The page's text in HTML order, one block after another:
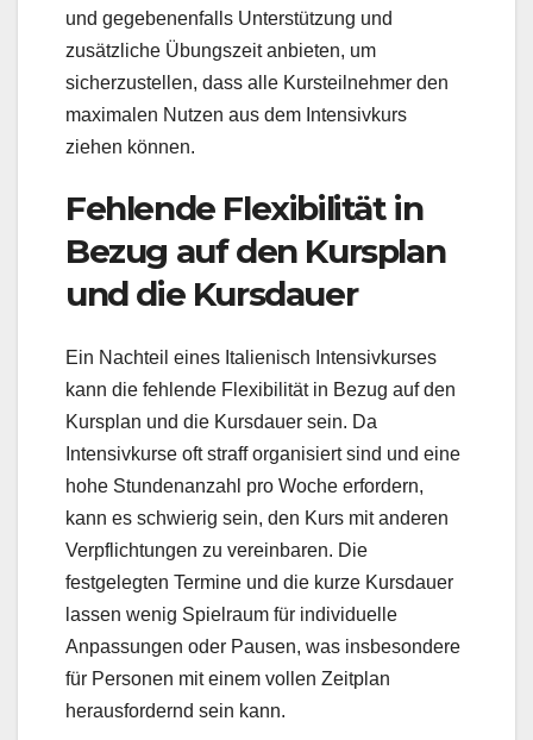
und gegebenenfalls Unterstützung und
zusätzliche Übungszeit anbieten, um
sicherzustellen, dass alle Kursteilnehmer den
maximalen Nutzen aus dem Intensivkurs
ziehen können.
Fehlende Flexibilität in
Bezug auf den Kursplan
und die Kursdauer
Ein Nachteil eines Italienisch Intensivkurses
kann die fehlende Flexibilität in Bezug auf den
Kursplan und die Kursdauer sein. Da
Intensivkurse oft straff organisiert sind und eine
hohe Stundenanzahl pro Woche erfordern,
kann es schwierig sein, den Kurs mit anderen
Verpflichtungen zu vereinbaren. Die
festgelegten Termine und die kurze Kursdauer
lassen wenig Spielraum für individuelle
Anpassungen oder Pausen, was insbesondere
für Personen mit einem vollen Zeitplan
herausfordernd sein kann.